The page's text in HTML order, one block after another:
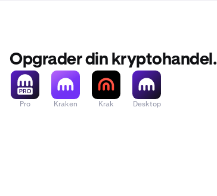
Opgrader din kryptohandel.
Pro Kraken Krak Desktop